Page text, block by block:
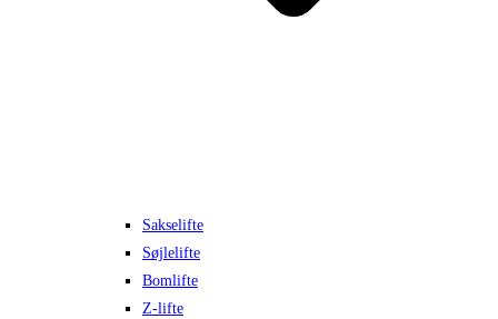
Sakselifte
Søjlelifte
Bomlifte
Z-lifte